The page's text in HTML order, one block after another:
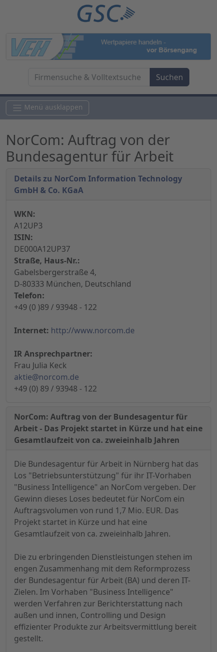
Menü ausklappen
NorCom: Auftrag von der
Bundesagentur für Arbeit
Details zu NorCom Information Technology
GmbH & Co. KGaA
WKN:
A12UP3
ISIN:
DE000A12UP37
Straße, Haus-Nr.:
Gabelsbergerstraße 4,
D-80333 München, Deutschland
Telefon:
+49 (0 )89 / 93948 - 122
Internet: http://www.norcom.de
IR Ansprechpartner:
Frau Julia Keck
aktie@norcom.de
+49 (0) 89 / 93948 - 122
NorCom: Auftrag von der Bundesagentur für
Arbeit - Das Projekt startet in Kürze und hat eine
Gesamtlaufzeit von ca. zweieinhalb Jahren
Die Bundesagentur für Arbeit in Nürnberg hat das
Los "Betriebsunterstützung" für ihr IT-Vorhaben
"Business Intelligence" an NorCom vergeben. Der
Gewinn dieses Loses bedeutet für NorCom ein
Auftragsvolumen von rund 1,7 Mio. EUR. Das
Projekt startet in Kürze und hat eine
Gesamtlaufzeit von ca. zweieinhalb Jahren.
Die zu erbringenden Dienstleistungen stehen im
engen Zusammenhang mit dem Reformprozess
der Bundesagentur für Arbeit (BA) und deren IT-
Zielen. Im Vorhaben "Business Intelligence"
werden Verfahren zur Berichterstattung nach
außen und innen, Controlling und Design
effizienter Produkte zur Arbeitsvermittlung bereit
gestellt.